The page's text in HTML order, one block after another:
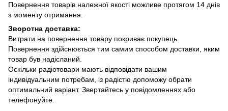
Повернення товарів належної якості можливе протягом 14 днів
з моменту отримання.
Зворотна доставка:
Витрати на повернення товару покриває покупець.
Повернення здійснюється тим самим способом доставки, яким
товар був надісланий.
Оскільки радіотовари мають відповідати вашим
індивідуальним потребам, із радістю допоможу обрати
оптимальний варіант. Звертайтесь у повідомленнях або
телефонуйте.